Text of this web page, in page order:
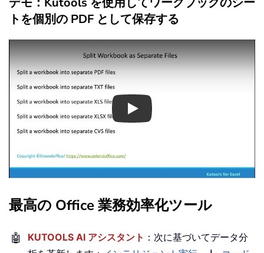
トを個別の PDF として保存する
Play
最高の Office 業務効率化ツール
🤖 KUTOOLS AI アシスタント ：次に基づいてデータ分